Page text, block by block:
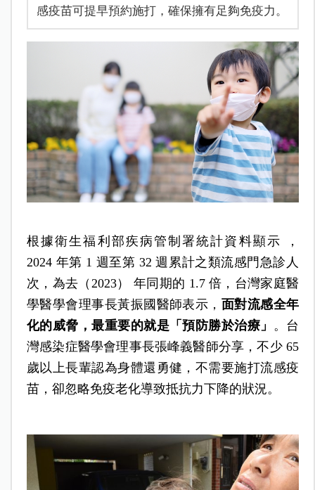
感疫苗可提早預約施打，確保擁有足夠免疫力。
根據衛生福利部疾病管制署統計資料顯示 ，
2024 年第 1 週至第 32 週累計之類流感門急診人
次，為去（2023） 年同期的 1.7 倍，台灣家庭醫
學醫學會理事長黃振國醫師表示， 面對流感全年
化的威脅，最重要的就是「預防勝於治療」 。台
灣感染症醫學會理事長張峰義醫師分享，不少 65
歲以上長輩認為身體還勇健，不需要施打流感疫
苗，卻忽略免疫老化導致抵抗力下降的狀況。